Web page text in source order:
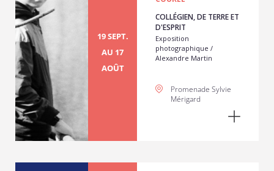
19 SEPT.
AU 17
AOÛT
COLLÉGIEN, DE TERRE ET
D'ESPRIT
Exposition
photographique /
Alexandre Martin
Promenade Sylvie
Mérigard